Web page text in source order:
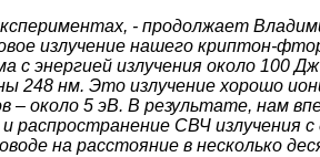
- продолжает
излучение нашего криптон-
с энергией излучения около 100
248 нм. Это излучение хорошо
– около 5 эВ. В результате, нам
распространение СВЧ излучения
на расстояние в несколько